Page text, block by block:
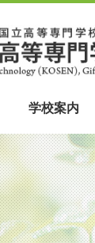
学校案内